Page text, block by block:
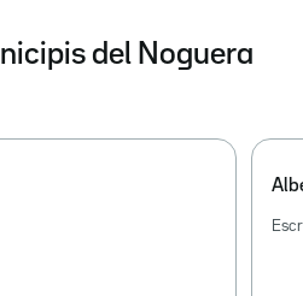
del Noguera